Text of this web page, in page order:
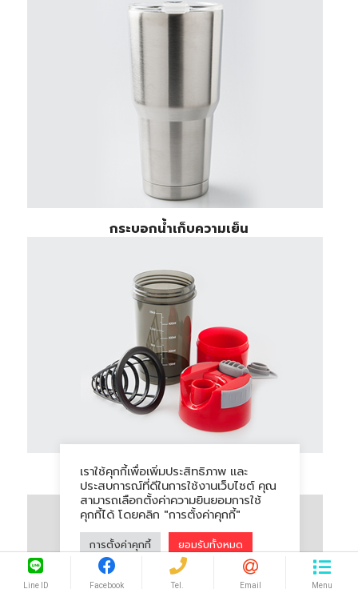
กระบอกน้ำเก็บความเย็น
กระบอกน้ำเชค
เราใช้คุกกี้เพื่อเพิ่มประสิทธิภาพ และ
ประสบการณ์ที่ดีในการใช้งานเว็บไซต์ คุณ
สามารถเลือกตั้งค่าความยินยอมการใช้
คุกกี้ได้ โดยคลิก "การตั้งค่าคุกกี้"
การตั้งค่าคุกกี้ ยอมรับทั้งหมด